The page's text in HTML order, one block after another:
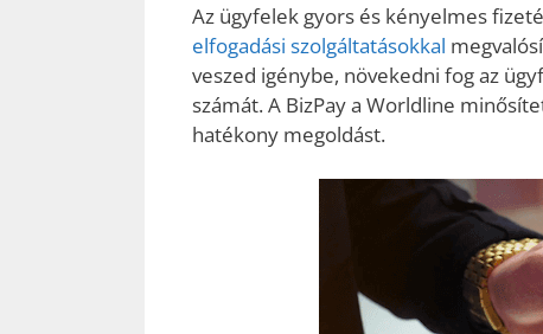
Az ügyfelek gyors és kényelmes
elfogadási szolgáltatásokkal
veszed igénybe, növekedni fog az
számát. A BizPay a Worldline
hatékony megoldást.